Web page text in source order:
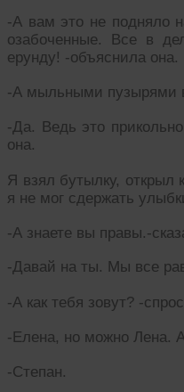
-А вам это не подняло
озабоченные. Все в
ерунду! -объяснила она.
-А мыльными пузырями
-Да. Ведь это
она.
Я взял бутылку,
я не мог сдержать
-А знаете вы правы.-
-Давай на ты. Мы все
-А как тебя зовут? -
-Елена, но можно Лена.
-Степан.